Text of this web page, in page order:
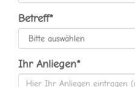
Betreff*
Ihr Anliegen*